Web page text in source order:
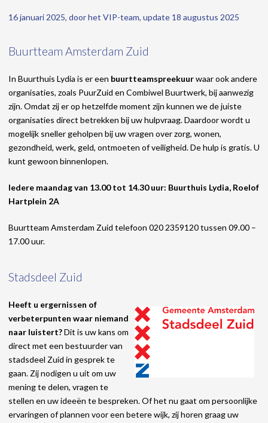
16 januari 2025, door het VIP-team, update 18 augustus 2025
Buurtteam Amsterdam Zuid
In Buurthuis Lydia is er een buurtteamspreekuurwaar ook andere
organisaties, zoals PuurZuid en Combiwel Buurtwerk, bij aanwezig
zijn. Omdat zij er op hetzelfde moment zijn kunnen we de juiste
organisaties direct betrekken bij uw hulpvraag. Daardoor wordt u
mogelijk sneller geholpen bij uw vragen over zorg, wonen,
gezondheid, werk, geld, ontmoeten of veiligheid. De hulp is gratis. U
kunt gewoon binnenlopen.
Iedere maandagvan 13.00 tot 14.30 uur: Buurthuis Lydia, Roelof
Hartplein 2A
Buurtteam Amsterdam Zuid telefoon 020 2359120 tussen 09.00 –
17.00 uur.
Stadsdeel Zuid
Heeft u ergernissen of
verbeterpunten waar niemand
naar luistert?Dit is uw kans om
direct met een bestuurder van
stadsdeel Zuid in gesprek te
gaan. Zij nodigen u uit om uw
mening te delen, vragen te
stellen en uw ideeën te bespreken. Of het nu gaat om persoonlijke
ervaringen of plannen voor een betere wijk, zij horen graag uw